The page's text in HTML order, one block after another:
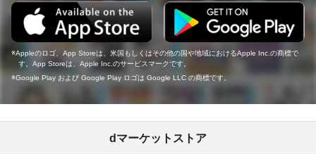
Appleのロゴ、App Storeは、米国もしくはその他の国や地域におけるApple Inc.の商標で
す。App Storeは、Apple Inc.のサービスマークです。
Google Play および Google Play ロゴは Google LLC の商標です。
dマーケットストア